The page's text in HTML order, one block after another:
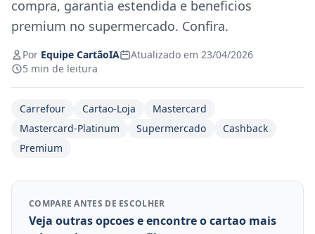
compra, garantia estendida e beneficios
premium no supermercado. Confira.
Por Equipe CartãoIA
Atualizado em 23/04/2026
5 min de leitura
Carrefour Cartao-Loja
Mastercard
Mastercard-Platinum
Supermercado
Cashback
Premium
COMPARE ANTES DE ESCOLHER
Veja outras opcoes e encontre o cartao mais